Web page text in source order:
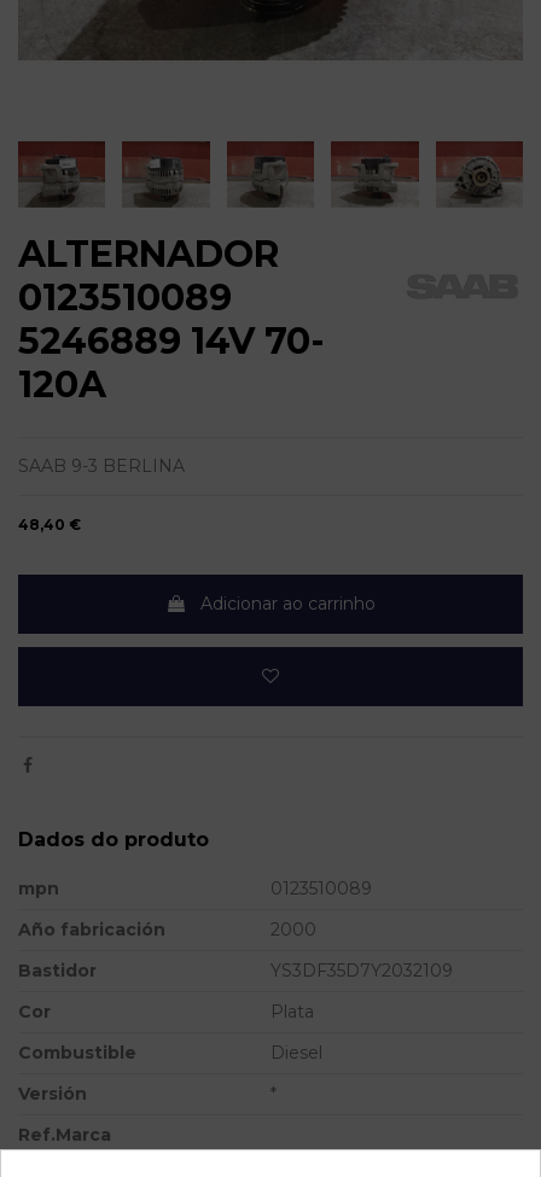
ALTERNADOR
0123510089
5246889 14V 70-
120A
SAAB 9-3 BERLINA
48,40 €
Adicionar ao carrinho
Dados do produto
mpn
0123510089
Año fabricación
2000
Bastidor
YS3DF35D7Y2032109
Cor
Plata
Combustible
Diesel
Versión
*
Ref.Marca